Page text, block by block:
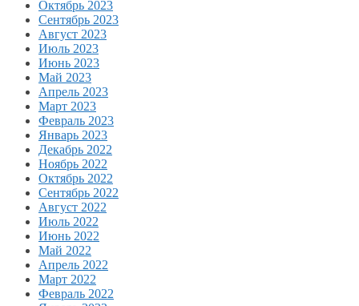
Октябрь 2023
Сентябрь 2023
Август 2023
Июль 2023
Июнь 2023
Май 2023
Апрель 2023
Март 2023
Февраль 2023
Январь 2023
Декабрь 2022
Ноябрь 2022
Октябрь 2022
Сентябрь 2022
Август 2022
Июль 2022
Июнь 2022
Май 2022
Апрель 2022
Март 2022
Февраль 2022